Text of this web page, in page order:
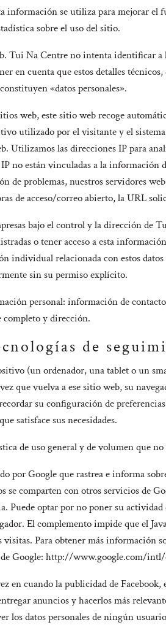
información se utiliza para mejorar
sobre el uso del sitio.
Tui Na Centre no intenta identificar
en cuenta que estos detalles
«datos personales».
web, este sitio web recoge
utilizado por el visitante y el
Utilizamos las direcciones IP para
no están vinculadas a la información
de problemas, nuestros servidores
de acceso/correo abierto, la URL
bajo el control y la dirección de
o tener acceso a esta
relacionada con estos
sin su permiso explícito.
personal: información de
completo y dirección.
de
(un ordenador, una tablet o un
que vuelva a ese sitio web, su
su configuración de
satisface sus necesidades.
de uso general y de volumen que
por Google que rastrea e informa
se comparten con otros servicios de
optar por no poner su
El complemento impide que el
Para obtener más información
de Google: http://www.google.com/
en cuando la publicidad de Facebook,
anuncios y hacerlos más
los datos personales de ningún